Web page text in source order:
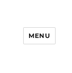
MENU